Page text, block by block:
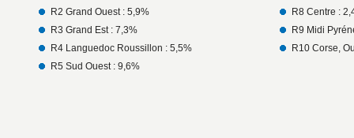
R2 Grand Ouest : 5,9%
R3 Grand Est : 7,3%
R4 Languedoc Roussillon : 5,5%
R5 Sud Ouest : 9,6%
R8 Centre :
R9 Midi
R10 Corse,